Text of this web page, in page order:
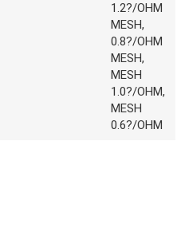
1.2?/OHM
MESH,
0.8?/OHM
MESH,
MESH
1.0?/OHM,
MESH
0.6?/OHM